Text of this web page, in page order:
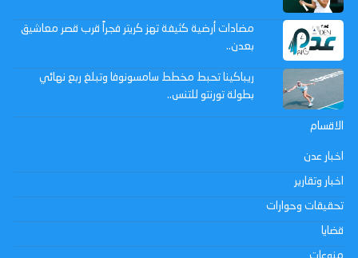
مضادات أرضية كثيفة تهز كريتر فجراً قرب قصر معاشيق
بعدن..
ريباكينا تحبط مخطط سامسونوفا وتبلغ ربع نهائي
بطولة تورنتو للتنس..
الاقسام
اخبار عدن
اخبار وتقارير
تحقيقات وحوارات
قضايا